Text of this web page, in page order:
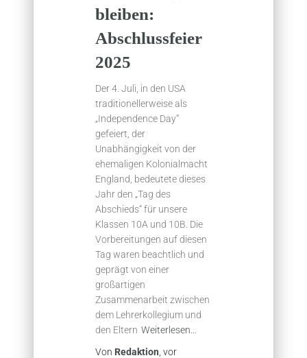
bleiben:
Abschlussfeier
2025
Der 4. Juli, in den USA
traditionellerweise als
„Independence Day“
gefeiert, der
Unabhängigkeit von der
ehemaligen Kolonialmacht
England, bedeutete dieses
Jahr den „Tag des
Abschieds“ für unsere
Klassen 10A und 10B. Die
Vorbereitungen auf diesen
Tag waren beachtlich und
geprägt von einer
großartigen
Zusammenarbeit zwischen
dem Lehrerkollegium und
den Eltern Weiterlesen…
Von Redaktion , vor